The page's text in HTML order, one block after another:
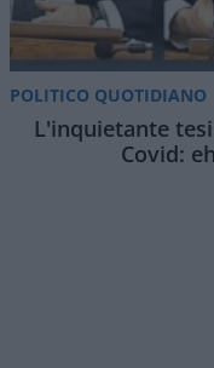
POLITICO QUOTIDIANO
L'inquietante
Covid: